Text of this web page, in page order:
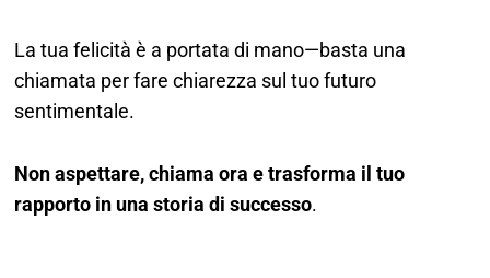
La tua felicità è a portata di mano—basta una
chiamata per fare chiarezza sul tuo futuro
sentimentale.
Non aspettare, chiama ora e trasforma il tuo
rapporto in una storia di successo.